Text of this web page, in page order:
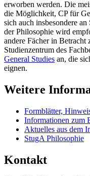
erworben werden. Die
die Möglichkeit, CP für
sich auch insbesondere
der Philosophie wird
andere Fächer in Betracht
Studienzentrum des
General Studies an, die
eignen.
Weitere
Formblätter,
Informationen zum
Aktuelles aus dem
StugA Philosophie
Kontakt